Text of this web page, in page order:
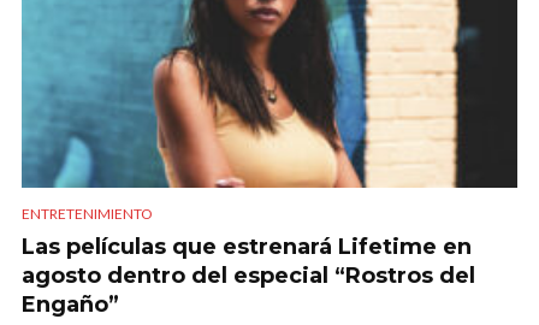
ENTRETENIMIENTO
Las películas que estrenará Lifetime en
agosto dentro del especial “Rostros del
Engaño”